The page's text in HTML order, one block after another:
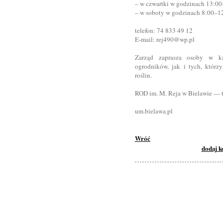
– w czwartki w godzinach
– w soboty w godzinach
telefon: 74 833 49 12
E-mail: rej490@wp.pl
Zarząd zaprasza osoby w
ogrodników, jak i tych,
roślin.
ROD im. M. Reja w Bielawie —
um.bielawa.pl
Wróć
dodaj